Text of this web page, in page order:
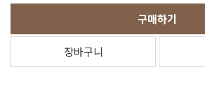
구매하기
장바구니